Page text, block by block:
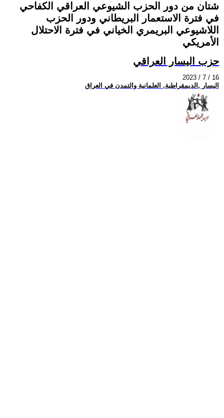
شتان من دور الحزب الشيوعي العراقي الكفاحي
في فترة الاستعمار البريطاني ودور الحزب
اللاشيوعي البريمري الخياني في فترة الاحتلال
الأمريكي
حزب اليسار العراقي
2023 / 7 / 16
اليسار ,الديمقراطية, العلمانية والتمدن في العراق